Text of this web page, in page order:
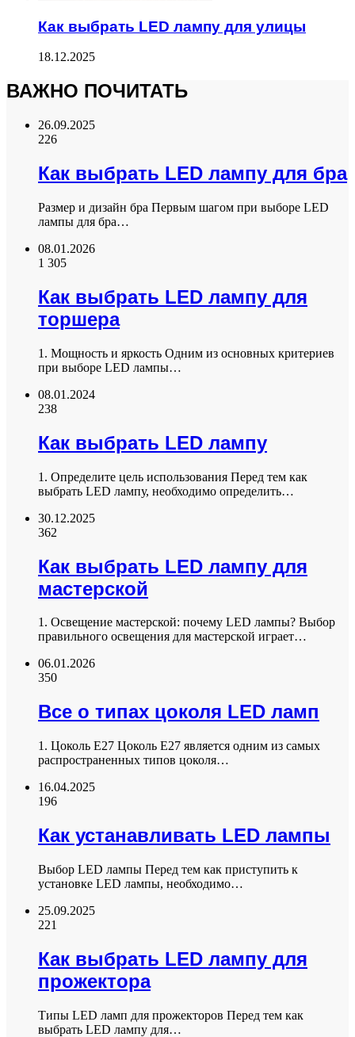
Как выбрать LED лампу для улицы
18.12.2025
ВАЖНО ПОЧИТАТЬ
26.09.2025
226
Как выбрать LED лампу для бра
Размер и дизайн бра Первым шагом при выборе LED
лампы для бра…
08.01.2026
1 305
Как выбрать LED лампу для
торшера
1. Мощность и яркость Одним из основных критериев
при выборе LED лампы…
08.01.2024
238
Как выбрать LED лампу
1. Определите цель использования Перед тем как
выбрать LED лампу, необходимо определить…
30.12.2025
362
Как выбрать LED лампу для
мастерской
1. Освещение мастерской: почему LED лампы? Выбор
правильного освещения для мастерской играет…
06.01.2026
350
Все о типах цоколя LED ламп
1. Цоколь E27 Цоколь E27 является одним из самых
распространенных типов цоколя…
16.04.2025
196
Как устанавливать LED лампы
Выбор LED лампы Перед тем как приступить к
установке LED лампы, необходимо…
25.09.2025
221
Как выбрать LED лампу для
прожектора
Типы LED ламп для прожекторов Перед тем как
выбрать LED лампу для…